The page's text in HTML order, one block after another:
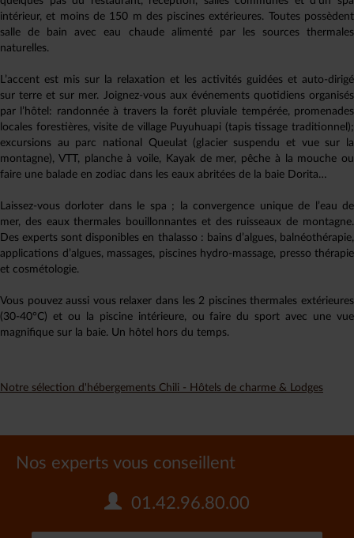
intérieur, et moins de 150 m des piscines extérieures. Toutes possèdent
salle de bain avec eau chaude alimenté par les sources thermales
naturelles.
L’accent est mis sur la relaxation et les activités guidées et auto-dirigé
sur terre et sur mer. Joignez-vous aux événements quotidiens organisés
par l’hôtel: randonnée à travers la forêt pluviale tempérée, promenades
locales forestières, visite de village Puyuhuapi (tapis tissage traditionnel);
excursions au parc national Queulat (glacier suspendu et vue sur la
montagne), VTT, planche à voile, Kayak de mer, pêche à la mouche ou
faire une balade en zodiac dans les eaux abritées de la baie Dorita…
Laissez-vous dorloter dans le spa ; la convergence unique de l’eau de
mer, des eaux thermales bouillonnantes et des ruisseaux de montagne.
Des experts sont disponibles en thalasso : bains d’algues, balnéothérapie,
applications d’algues, massages, piscines hydro-massage, presso thérapie
et cosmétologie.
Vous pouvez aussi vous relaxer dans les 2 piscines thermales extérieures
(30-40°C) et ou la piscine intérieure, ou faire du sport avec une vue
magnifique sur la baie. Un hôtel hors du temps.
Notre sélection d'hébergements Chili - Hôtels de charme & Lodges
Nos experts vous conseillent
01.42.96.80.00